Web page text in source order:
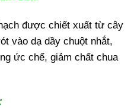
được chiết xuất từ cây
vào dạ dầy chuột nhắt,
ức chế, giảm chất chua